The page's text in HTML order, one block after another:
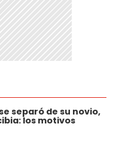
separó de su novio,
los motivos